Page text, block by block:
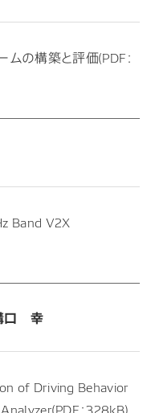
ムの構築と評価(PDF：
Band V2X
口 幸
of Driving Behavior
：328kB)